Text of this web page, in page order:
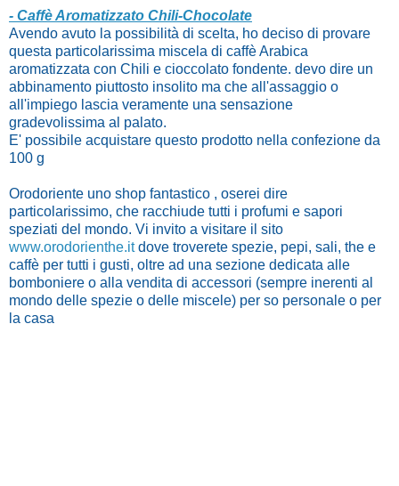
- Caffè Aromatizzato Chili-Chocolate
Avendo avuto la possibilità di scelta, ho deciso di provare
questa particolarissima miscela di caffè Arabica
aromatizzata con Chili e cioccolato fondente. devo dire un
abbinamento piuttosto insolito ma che all'assaggio o
all'impiego lascia veramente una sensazione
gradevolissima al palato.
E' possibile acquistare questo prodotto nella confezione da
100 g
Orodoriente uno shop fantastico , oserei dire
particolarissimo, che racchiude tutti i profumi e sapori
speziati del mondo. Vi invito a visitare il sito
www.orodorienthe.itdove troverete spezie, pepi, sali, the e
caffè per tutti i gusti, oltre ad una sezione dedicata alle
bomboniere o alla vendita di accessori (sempre inerenti al
mondo delle spezie o delle miscele) per so personale o per
la casa